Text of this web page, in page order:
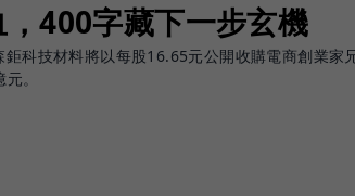
400字藏下一步玄機
科技材料將以每股16.65元公開收購電商創業家
。